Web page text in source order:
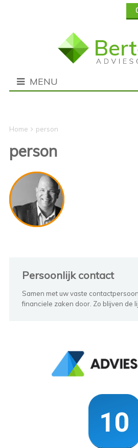
MENU
person
person
Persoonlijk contact
Samen met uw vaste
financiele zaken door. Zo blijven de